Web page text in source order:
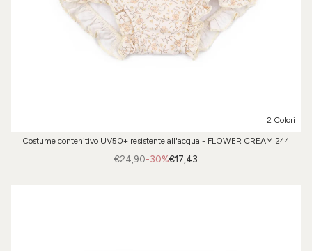
2 Colori
Costume contenitivo UV50+ resistente all'acqua - FLOWER CREAM 244
-30%
€24,90 €17,43